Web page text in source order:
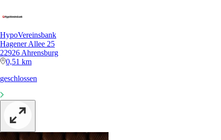
HypoVereinsbank
Hagener Allee 25
22926 Ahrensburg
0,51 km
geschlossen